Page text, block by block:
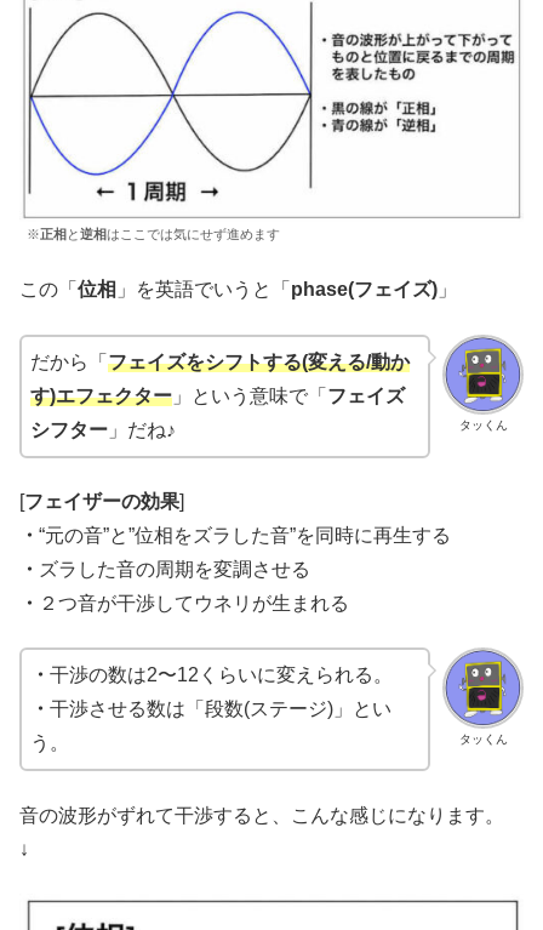
※正相と逆相はここでは気にせず進めます
この「 位相 」を英語でいうと「 phase(フェイズ) 」
タッくん
だから「 フェイズをシフトする(変える/動か
す)エフェクター 」という意味で「 フェイズ
シフター 」だね♪
[フェイザーの効果]
・ “元の音”と”位相をズラした音”を同時に再生する
・ ズラした音の周期を変調させる
・ ２つ音が干渉してウネリが生まれる
タッくん
・ 干渉の数は2〜12くらいに変えられる。
・ 干渉させる数は「段数(ステージ)」とい
う。
音の波形がずれて干渉すると、こんな感じになります。
↓